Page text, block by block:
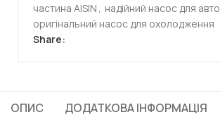
частина AISIN , надійний насос для
оригінальний насос для охолодження
Share:
ОПИС ДОДАТКОВА ІНФОРМАЦІЯ